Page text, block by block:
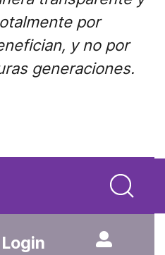
por
y no por
generaciones.